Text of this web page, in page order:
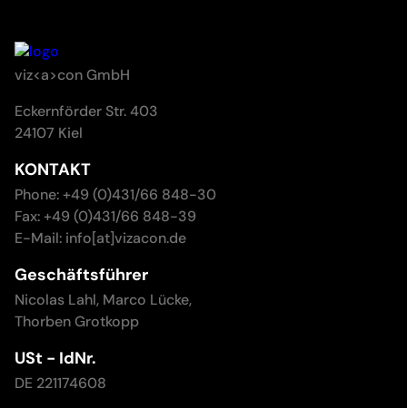
viz<a>con GmbH
Eckernförder Str. 403
24107 Kiel
KONTAKT
Phone: +49 (0)431/66 848-30
Fax: +49 (0)431/66 848-39
E-Mail: info[at]vizacon.de
Geschäftsführer
Nicolas Lahl, Marco Lücke,
Thorben Grotkopp
USt - IdNr.
DE 221174608